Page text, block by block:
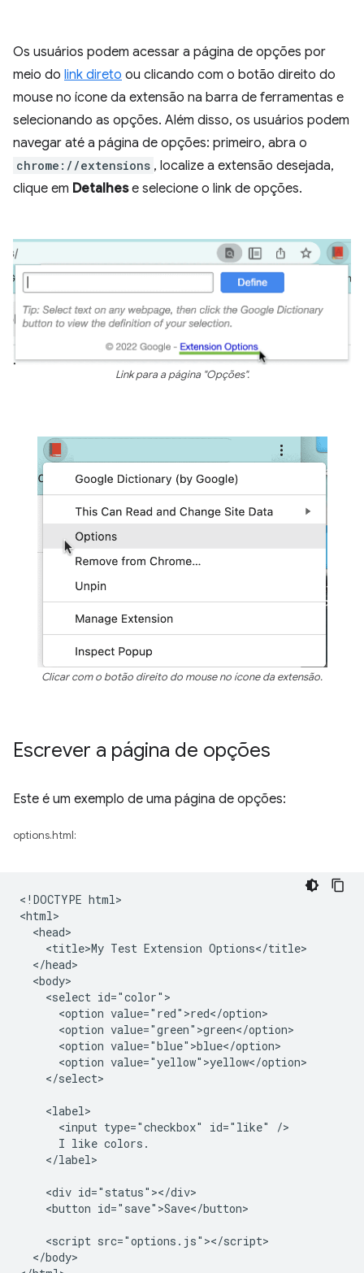
Os usuários podem acessar a página de opções por
meio do link direto ou clicando com o botão direito do
mouse no ícone da extensão na barra de ferramentas e
selecionando as opções. Além disso, os usuários podem
navegar até a página de opções: primeiro, abra o
chrome://extensions , localize a extensão desejada,
clique em Detalhese selecione o link de opções.
Link para a página "Opções".
Clicar com o botão direito do mouse no ícone da extensão.
Escrever a página de opções
Este é um exemplo de uma página de opções:
options.html:
<!DOCTYPE html>
<html>
  <head>
    <title>My Test Extension Options</title>
  </head>
  <body>
    <select id="color">
      <option value="red">red</option>
      <option value="green">green</option>
      <option value="blue">blue</option>
      <option value="yellow">yellow</option>
    </select>
    <label>
      <input type="checkbox" id="like" />
      I like colors.
    </label>
    <div id="status"></div>
    <button id="save">Save</button>
    <script src="options.js"></script>
  </body>